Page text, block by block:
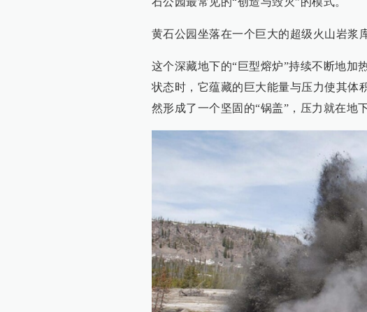
黄石公园坐落在一个巨大的超级火山岩浆
这个深藏地下的“巨型熔炉”持续不断地加
状态时，它蕴藏的巨大能量与压力使其体
然形成了一个坚固的“锅盖”，压力就在地